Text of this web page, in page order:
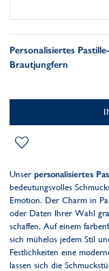
Personalisiertes
Brautjungfern
Unser personalisiertes
bedeutungsvolles
Emotion. Der Charm in
oder Daten Ihrer Wahl
schaffen. Auf einem
sich mühelos jedem Stil
Festlichkeiten eine
lassen sich die